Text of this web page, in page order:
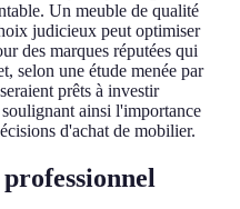
Un meuble de qualité
judicieux peut optimiser
des marques réputées qui
selon une étude menée par
prêts à investir
ainsi l'importance
d'achat de mobilier.